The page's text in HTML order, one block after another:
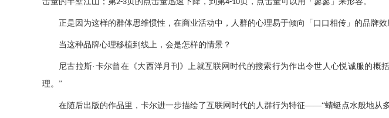
2-3 4-10
正是因为这样的群体思维惯性，在商业活动中，人群的心理易于倾向「口口相传」的品牌效
当这种品牌心理移植到线上，会是怎样的情景？
尼古拉斯·卡尔曾在《大西洋月刊》上就互联网时代的搜索行为作出令世人心悦诚服的
理。”
在随后出版的作品里，卡尔进一步描绘了互联网时代的人群行为特征——“蜻蜓点水般地从